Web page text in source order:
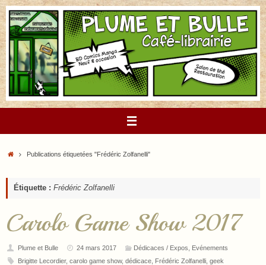
Passer
au
contenu
AccueilPublications étiquetées "Frédéric Zolfanelli"
Étiquette : Frédéric Zolfanelli
Carolo Game Show 2017
Plume et Bulle 24 mars 2017 Dédicaces / Expos
Evénements
Brigitte Lecordier, carolo game show, dédicace, Frédéric Zolfanelli, geek